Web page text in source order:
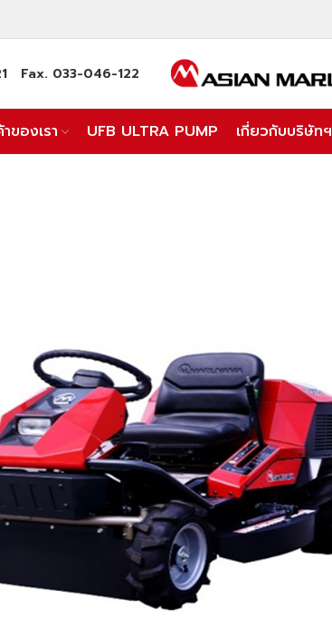
Fax. 033-046-122
ของเรา UFB ULTRA PUMP เกี่ยวกับบริษัทฯ